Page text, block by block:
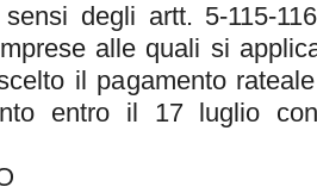
degli artt. 5-115-
alle quali si
il pagamento
entro il 17 luglio